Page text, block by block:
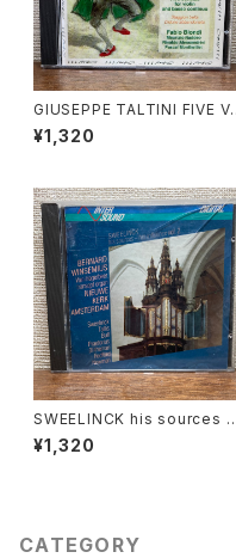
GIUSEPPE TALTINI FIVE VI
OLIN SONATAS【演奏者：Fab
io Biondi, Maurizio Nadde
社：Opus Production 1992
年
¥1,320
SWEELINCK his sources -
his influence vol.2【演奏者：
BERNARD WINSEMIUS】レコ
¥1,320
CATEGORY